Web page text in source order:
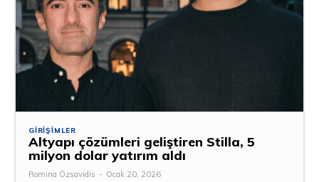
GIRIŞIMLER
Altyapı çözümleri geliştiren Stilla, 5
milyon dolar yatırım aldı
Romina Özsavidis - Ocak 20, 2026